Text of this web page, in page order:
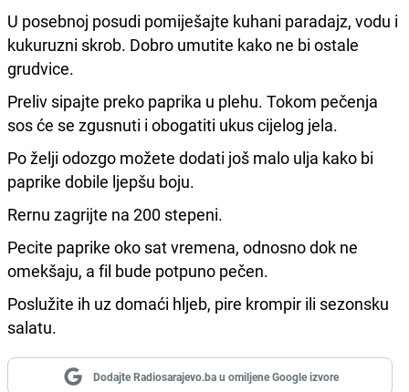
U posebnoj posudi pomiješajte kuhani paradajz, vodu i
kukuruzni skrob. Dobro umutite kako ne bi ostale
grudvice.
Preliv sipajte preko paprika u plehu. Tokom pečenja
sos će se zgusnuti i obogatiti ukus cijelog jela.
Po želji odozgo možete dodati još malo ulja kako bi
paprike dobile ljepšu boju.
Rernu zagrijte na 200 stepeni.
Pecite paprike oko sat vremena, odnosno dok ne
omekšaju, a fil bude potpuno pečen.
Poslužite ih uz domaći hljeb, pire krompir ili sezonsku
salatu.
Dodajte Radiosarajevo.ba u omiljene Google izvore